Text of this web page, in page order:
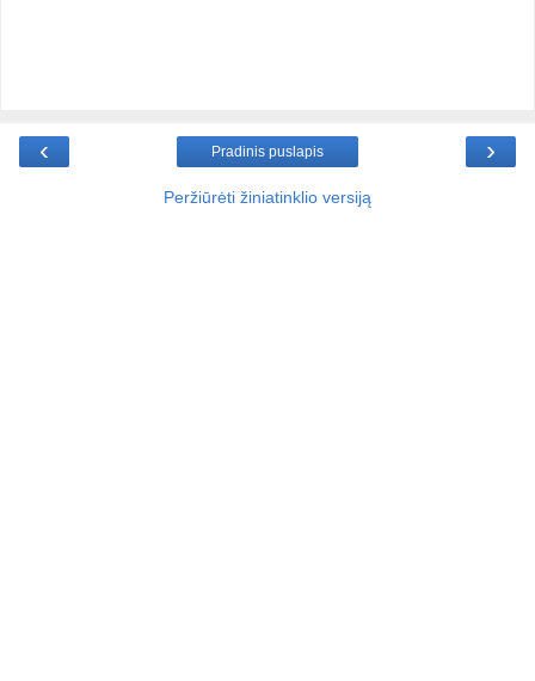
‹ ›
Pradinis puslapis
Peržiūrėti žiniatinklio versiją